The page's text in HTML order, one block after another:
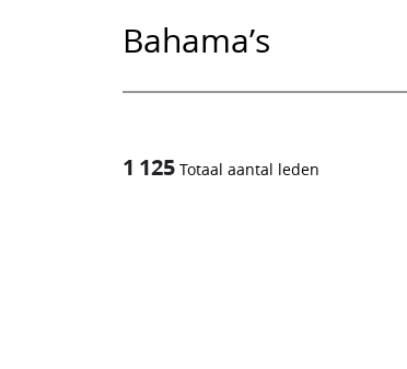
Bahama’s
1 125 Totaal aantal leden